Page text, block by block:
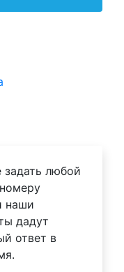
любой
наши
дадут
ответ в